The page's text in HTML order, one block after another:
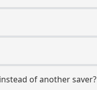
of another saver?